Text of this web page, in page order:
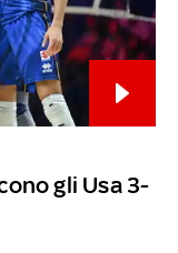
gli Usa 3-